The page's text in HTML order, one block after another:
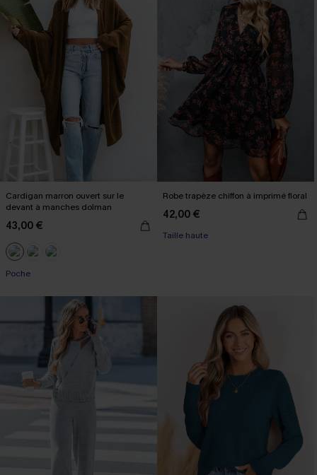
Cardigan marron ouvert sur le
devant à manches dolman
43,00 €
Poche
Robe trapèze chiffon à imprimé floral
42,00 €
Taille haute